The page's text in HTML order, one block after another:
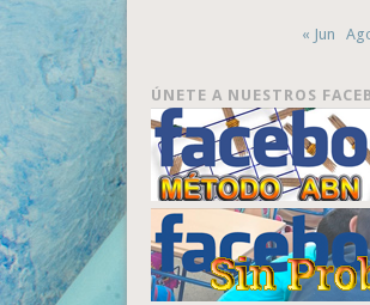
« Jun
ÚNETE A NUESTROS